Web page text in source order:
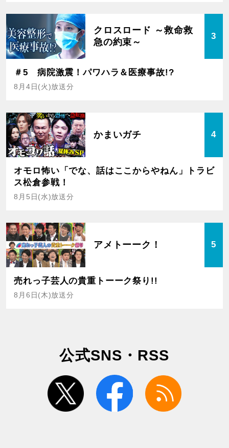
クロスロード ～救命救
急の約束～
3
＃5 病院激震！パワハラ＆医療事故!?
8月4日(火)放送分
かまいガチ 4
オモロ怖い「でな、話はここからやねん」トラビ
ス松倉参戦！
8月5日(水)放送分
アメトーーク！ 5
売れっ子芸人の貴重トーーク祭り!!
8月6日(木)放送分
公式SNS・RSS
twitter facebook